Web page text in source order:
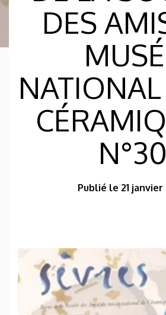
DES
N°30
Publié le 21 janvier